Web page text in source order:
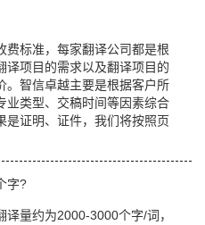
费标准，每家翻译公司都是根
译项目的需求以及翻译项目的
。智信卓越主要是根据客户所
业类型、交稿时间等因素综合
是证明、证件，我们将按照页
字?
量约为2000-3000个字/词，